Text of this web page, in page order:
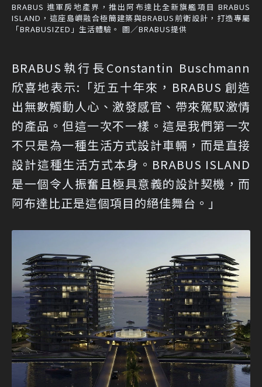
BRABUS 進軍房地產界，推出阿布達比全新旗艦項目 BRABUS
ISLAND，這座島嶼融合極簡建築與BRABUS前衛設計，打造專屬
「BRABUSIZED」生活體驗。 圖／BRABUS提供
BRABUS執行長Constantin Buschmann
欣喜地表示:「近五十年來，BRABUS 創造
出無數觸動人心、激發感官、帶來駕馭激情
的產品。但這一次不一樣。這是我們第一次
不只是為一種生活方式設計車輛，而是直接
設計這種生活方式本身。BRABUS ISLAND
是一個令人振奮且極具意義的設計契機，而
阿布達比正是這個項目的絕佳舞台。」